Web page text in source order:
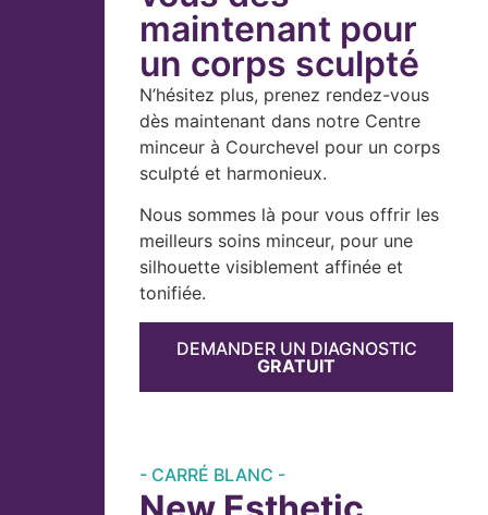
maintenant pour
un corps sculpté
N’hésitez plus, prenez rendez-vous
dès maintenant dans notre Centre
minceur à Courchevel pour un corps
sculpté et harmonieux.
Nous sommes là pour vous offrir les
meilleurs soins minceur, pour une
silhouette visiblement affinée et
tonifiée.
DEMANDER UN DIAGNOSTIC
GRATUIT
- CARRÉ BLANC -